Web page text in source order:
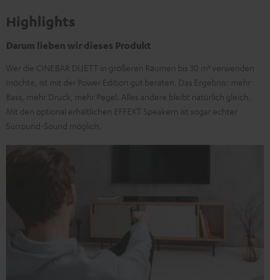
Highlights
Darum lieben wir dieses Produkt
Wer die CINEBAR DUETT in größeren Räumen bis 30 m² verwenden
möchte, ist mit der Power Edition gut beraten. Das Ergebnis: mehr
Bass, mehr Druck, mehr Pegel. Alles andere bleibt natürlich gleich.
Mit den optional erhältlichen EFFEKT Speakern ist sogar echter
Surround-Sound möglich.